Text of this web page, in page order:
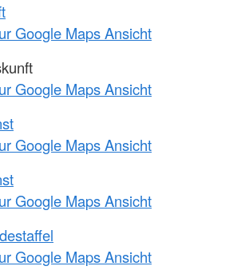
Google Maps Ansicht
Google Maps Ansicht
Google Maps Ansicht
Google Maps Ansicht
Google Maps Ansicht